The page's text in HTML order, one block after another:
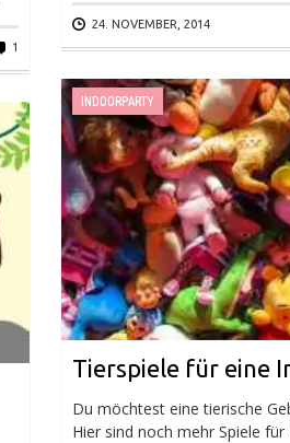
1
24. NOVEMBER, 2014
INDOORPARTY
Tierspiele für eine
Du möchtest eine tierische
Hier sind noch mehr Spiele